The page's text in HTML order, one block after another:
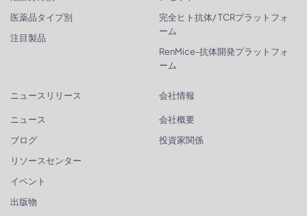
医薬品タイプ別
注目製品
完全ヒト抗体/ TCRプラットフォ
ーム
RenMice-抗体開発プラットフォ
ーム
ニュースリリース
ニュース
ブログ
リソースセンター
イベント
出版物
会社情報
会社概要
投資家関係